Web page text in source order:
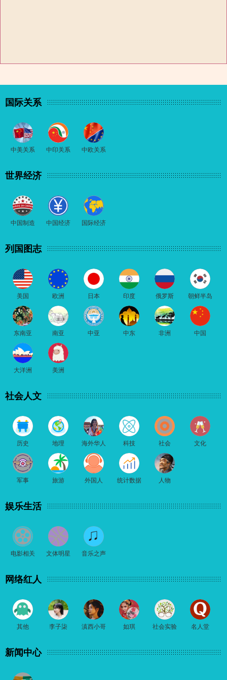
国际关系
中美关系 中印关系 中欧关系
世界经济
中国制造 中国经济 国际经济
列国图志
美国 欧洲 日本 印度 俄罗斯 朝鲜半岛
东南亚 南亚 中亚 中东 非洲 中国
大洋洲 美洲
社会人文
历史 地理 海外华人 科技 社会 文化
军事 旅游 外国人 统计数据 人物
娱乐生活
电影相关 文体明星 音乐之声
网络红人
其他 李子柒 滇西小哥 如琪 社会实验 名人堂
新闻中心